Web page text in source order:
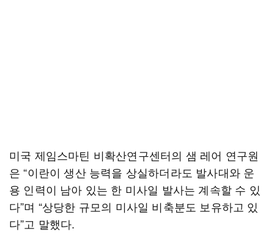
미국 제임스마틴 비확산연구센터의 샘 레어 연구원
은 “이란이 생산 능력을 상실하더라도 발사대와 운
용 인력이 남아 있는 한 미사일 발사는 계속할 수 있
다”며 “상당한 규모의 미사일 비축분도 보유하고 있
다”고 말했다.